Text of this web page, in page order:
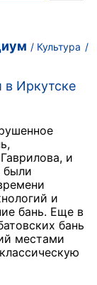
Культура
в Иркутске
и
были
и
бань. Еще в
бань
местами